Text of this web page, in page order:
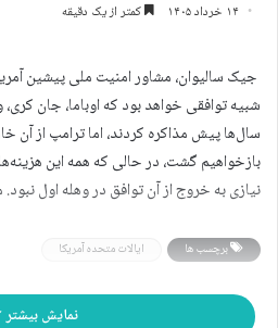
۱۴ خرداد ۱۴۰۵ کمتر از یک دقیقه
جیک سالیوان، مشاور امنیت ملی پیشین
شبیه توافقی خواهد بود که اوباما، جان
سال‌ها پیش مذاکره کردند، اما ترامپ از آن
بازخواهیم گشت، در حالی که همه این
نیازی به خروج از آن توافق در وهله اول نبود.
برچسب ها ایالات متحده آمریکا
نمایش بیشتر